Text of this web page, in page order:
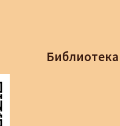
Библиотека